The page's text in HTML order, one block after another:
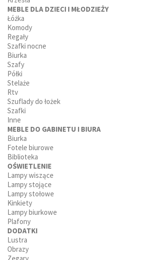
MEBLE DLA DZIECI I MŁODZIEŻY
Łóżka
Komody
Regały
Szafki nocne
Biurka
Szafy
Półki
Stelaże
Rtv
Szuflady do łożek
Szafki
Inne
MEBLE DO GABINETU I BIURA
Biurka
Fotele biurowe
Biblioteka
OŚWIETLENIE
Lampy wiszące
Lampy stojące
Lampy stołowe
Kinkiety
Lampy biurkowe
Plafony
DODATKI
Lustra
Obrazy
Zegary